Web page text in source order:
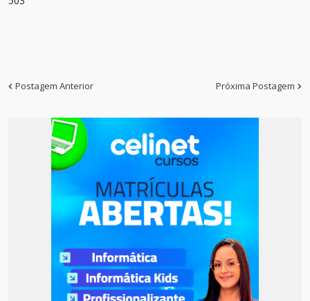
Postagem Anterior Próxima Postagem